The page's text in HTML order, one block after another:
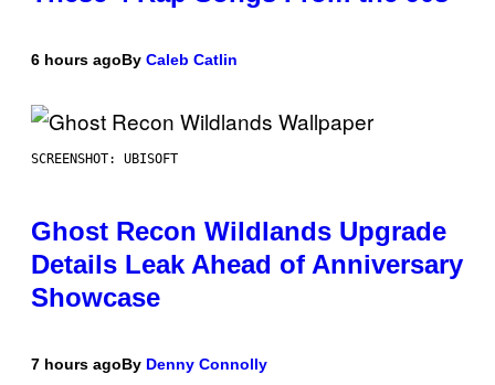
6 hours agoBy Caleb Catlin
SCREENSHOT: UBISOFT
Ghost Recon Wildlands Upgrade
Details Leak Ahead of Anniversary
Showcase
7 hours agoBy Denny Connolly